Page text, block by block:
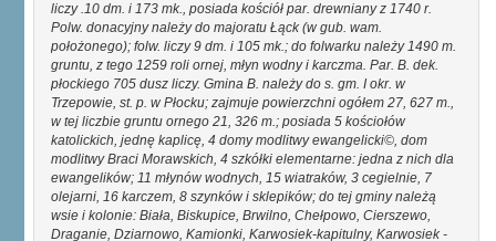
liczy .10 dm. i 173 mk., posiada kościół par. drewniany z 1740 r.
Polw. donacyjny należy do majoratu Łąck (w gub. wam.
położonego); folw. liczy 9 dm. i 105 mk.; do folwarku należy 1490 m.
gruntu, z tego 1259 roli ornej, młyn wodny i karczma. Par. B. dek.
płockiego 705 dusz liczy. Gmina B. należy do s. gm. I okr. w
Trzepowie, st. p. w Płocku; zajmuje powierzchni ogółem 27, 627 m.,
w tej liczbie gruntu ornego 21, 326 m.; posiada 5 kościołów
katolickich, jednę kaplicę, 4 domy modlitwy ewangelicki©, dom
modlitwy Braci Morawskich, 4 szkółki elementarne: jedna z nich dla
ewangelików; 11 młynów wodnych, 15 wiatraków, 3 cegielnie, 7
olejarni, 16 karczem, 8 szynków i sklepików; do tej gminy należą
wsie i kolonie: Biała, Biskupice, Brwilno, Chełpowo, Cierszewo,
Draganie, Dziarnowo, Kamionki, Karwosiek-kapitulny, Karwosiek -